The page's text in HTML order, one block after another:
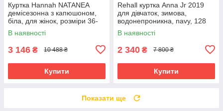
Куртка Hannah NATANEA
демісезонна з капюшоном,
біла, для жінок, розміри 36-
42.
В наявності
3 146 ₴ 10 488 ₴
Купити
Rehall куртка Anna Jr 2019
для дівчаток, зимова,
водонепроникна, navy, 128
В наявності
2 340 ₴ 7 800 ₴
Купити
Показати ще